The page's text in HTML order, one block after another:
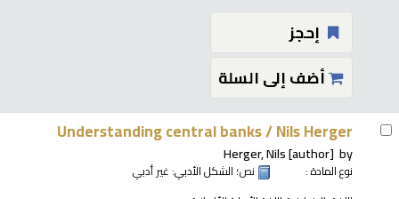
إحجز
أضف إلى السلة
Understanding central banks /Nils Herger
by
Herger, Nils[author]
نوع المادة : نص؛ الشكل الأدبي: غير أدبي